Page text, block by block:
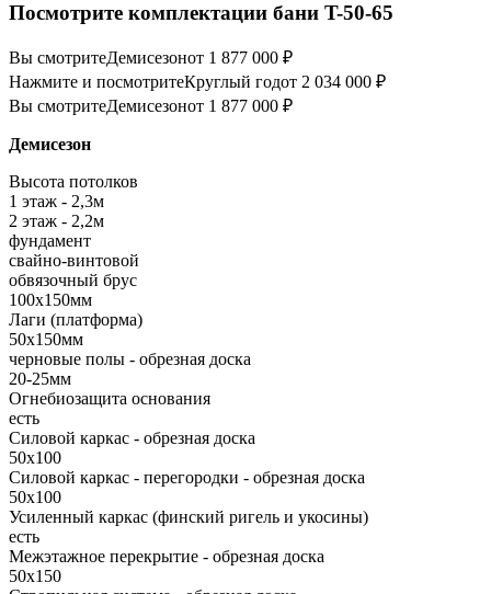
Посмотрите комплектации бани T-50-65
Вы смотритеДемисезонот 1 877 000 ₽
Нажмите и посмотритеКруглый годот 2 034 000 ₽
Вы смотритеДемисезонот 1 877 000 ₽
Демисезон
Высота потолков
1 этаж - 2,3м
2 этаж - 2,2м
фундамент
свайно-винтовой
обвязочный брус
100х150мм
Лаги (платформа)
50х150мм
черновые полы - обрезная доска
20-25мм
Огнебиозащита основания
есть
Силовой каркас - обрезная доска
50х100
Силовой каркас - перегородки - обрезная доска
50х100
Усиленный каркас (финский ригель и укосины)
есть
Межэтажное перекрытие - обрезная доска
50х150